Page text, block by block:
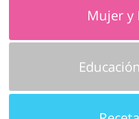
Mujer y